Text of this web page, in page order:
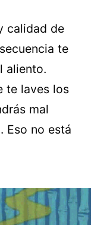
calidad de
te
aliento.
te laves los
mal
Eso no está